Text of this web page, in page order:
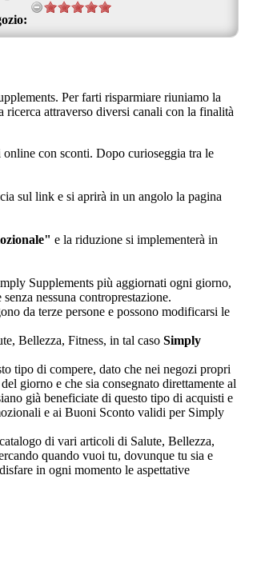
Per farti risparmiare riuniamo la
attraverso diversi canali con la finalità
con sconti. Dopo curioseggia tra le
sul link e si aprirà in un angolo la pagina
e la riduzione si implementerà in
Supplements più aggiornati ogni giorno,
nessuna controprestazione.
da terze persone e possono modificarsi le
Bellezza, Fitness, in tal caso Simply
tipo di compere, dato che nei negozi propri
giorno e che sia consegnato direttamente al
già beneficiate di questo tipo di acquisti e
e ai Buoni Sconto validi per Simply
di vari articoli di Salute, Bellezza,
quando vuoi tu, dovunque tu sia e
in ogni momento le aspettative